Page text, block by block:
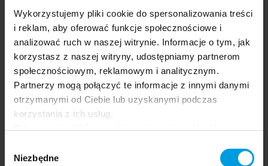
Wykorzystujemy pliki cookie do spersonalizowania treści
i reklam, aby oferować funkcje społecznościowe i
analizować ruch w naszej witrynie. Informacje o tym, jak
korzystasz z naszej witryny, udostępniamy partnerom
społecznościowym, reklamowym i analitycznym.
Partnerzy mogą połączyć te informacje z innymi danymi
otrzymanymi od Ciebie lub uzyskanymi podczas
korzystania z ich usług.
Odrzucenie plików cookie może uniemożliwić
oferowanych na naszej stronie, w tym m.in. z
zgody
Niezbędne
Aplikacja festiwalu.